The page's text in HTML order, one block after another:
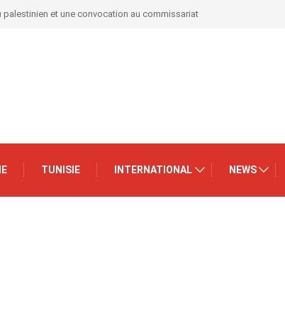
et une convocation au commissariat
TUNISIE INTERNATIONAL NEWS